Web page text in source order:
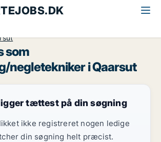
som
negletekniker i Qaarsut
tættest på din søgning
ikke registreret nogen ledige
din søgning helt præcist.